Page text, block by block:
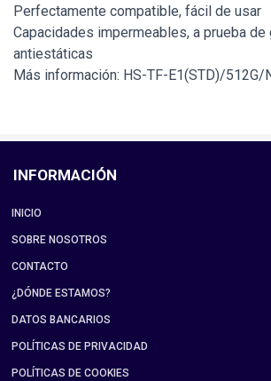
Perfectamente compatible, fácil de usar
Capacidades impermeables, a prueba
antiestáticas
Más información: HS-TF-E1(STD)/512G/
INFORMACIÓN
INICIO
SOBRE NOSOTROS
CONTACTO
¿DÓNDE ESTAMOS?
DATOS BANCARIOS
POLÍTICAS DE PRIVACIDAD
POLÍTICAS DE COOKIES